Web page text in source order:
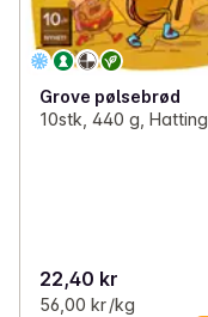
Grove pølsebrød
10stk, 440 g, Hatting
22,40 kr
56,00 kr /kg